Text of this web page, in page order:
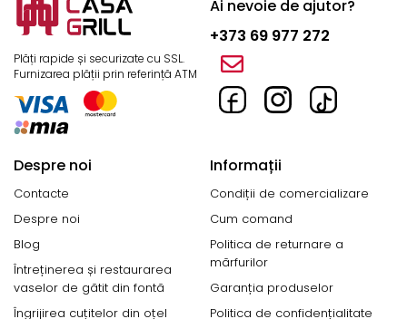
Plăți rapide și securizate cu SSL.
Furnizarea plății prin referință ATM
Ai nevoie de ajutor?
+373 69 977 272
Despre noi
Contacte
Despre noi
Blog
Întreținerea și restaurarea
vaselor de gătit din fontă
Îngrijirea cuțitelor din oțel
Informații
Condiții de comercializare
Cum comand
Politica de returnare a
mărfurilor
Garanția produselor
Politica de confidențialitate